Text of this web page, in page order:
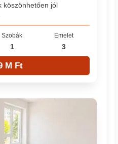
köszönhetően jól
Szobák
1
Emelet
3
M Ft